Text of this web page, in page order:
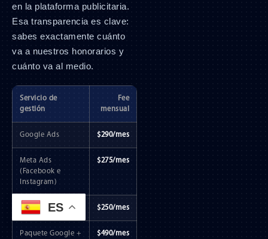
en la plataforma publicitaria.
Esa transparencia es clave:
sabes exactamente cuánto
va a nuestros honorarios y
cuánto va al medio.
Servicio de
gestión
Fee
mensual
Google Ads $290/mes
Meta Ads
(Facebook e
Instagram)
$275/mes
TikTok Ads $250/mes
Paquete Google + $490/mes
ES